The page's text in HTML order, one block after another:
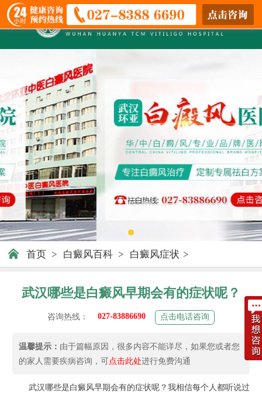
首页 > 白癜风百科 > 白癜风症状 >
武汉哪些是白癜风早期会有的症状呢？
咨询热线： 027-83886690 点击电话咨询
温馨提示： 由于篇幅原因，很多内容不能详尽，如果您或者您
的家人需要疾病咨询，可点击此处进行免费沟通
武汉哪些是白癜风早期会有的症状呢？我相信每个人都听说过